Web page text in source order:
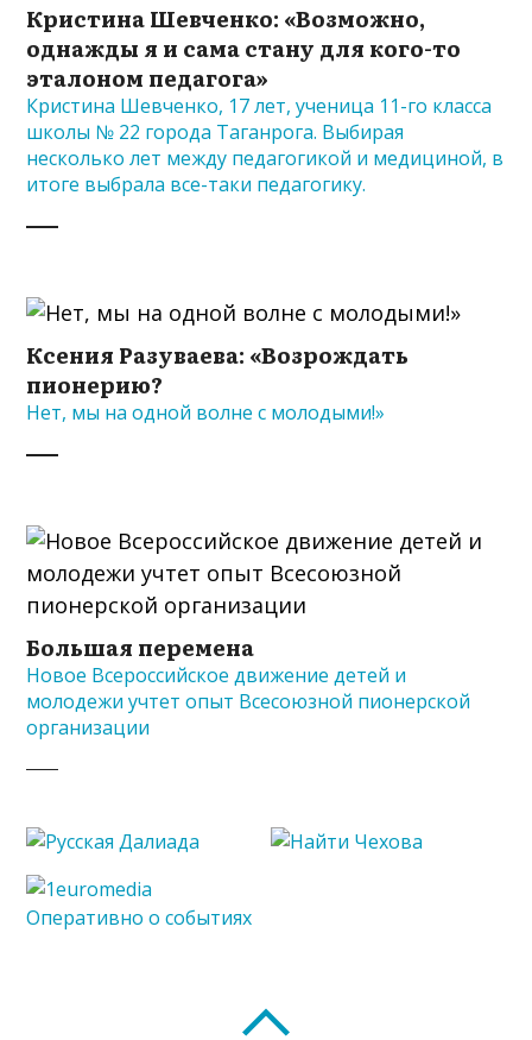
Кристина Шевченко: «Возможно,
однажды я и сама стану для кого-то
эталоном педагога»
Кристина Шевченко, 17 лет, ученица 11-го класса
школы № 22 города Таганрога. Выбирая
несколько лет между педагогикой и медициной, в
итоге выбрала все-таки педагогику.
Ксения Разуваева: «Возрождать
пионерию?
Нет, мы на одной волне с молодыми!»
Большая перемена
Новое Всероссийское движение детей и
молодежи учтет опыт Всесоюзной пионерской
организации